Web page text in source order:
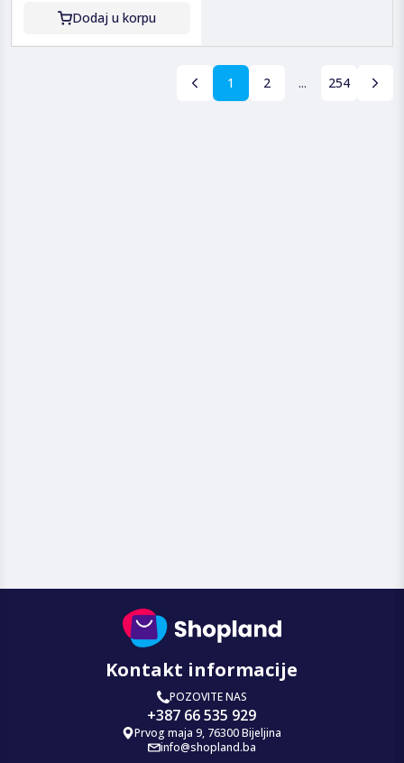
Dodaj u korpu
1 2 ... 254
Kontakt informacije
POZOVITE NAS
+387 66 535 929
Prvog maja 9, 76300 Bijeljina
info@shopland.ba